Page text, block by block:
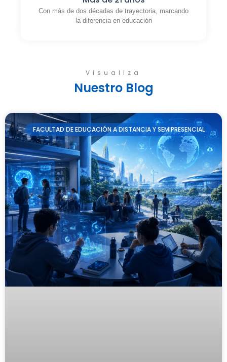
Con más de dos décadas de trayectoria, marcando
la diferencia en educación
Visualiza
Nuestro Blog
FACULTAD DE EDUCACIÓN A DISTANCIA Y SEMIPRESENCIAL